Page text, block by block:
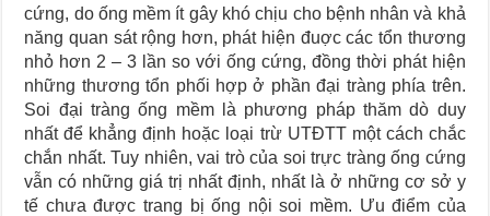
cứng, do ống mềm ít gây khó chịu cho bệnh nhân và khả
năng quan sát rộng hơn, phát hiện đuợc các tổn thương
nhỏ hơn 2 – 3 lần so với ống cứng, đồng thời phát hiện
những thương tổn phối hợp ở phần đại tràng phía trên.
Soi đại tràng ống mềm là phương pháp thăm dò duy
nhất để khẳng định hoặc loại trừ UTĐTT một cách chắc
chắn nhất. Tuy nhiên, vai trò của soi trực tràng ống cứng
vẫn có những giá trị nhất định, nhất là ở những cơ sở y
tế chưa được trang bị ống nội soi mềm. Ưu điểm của